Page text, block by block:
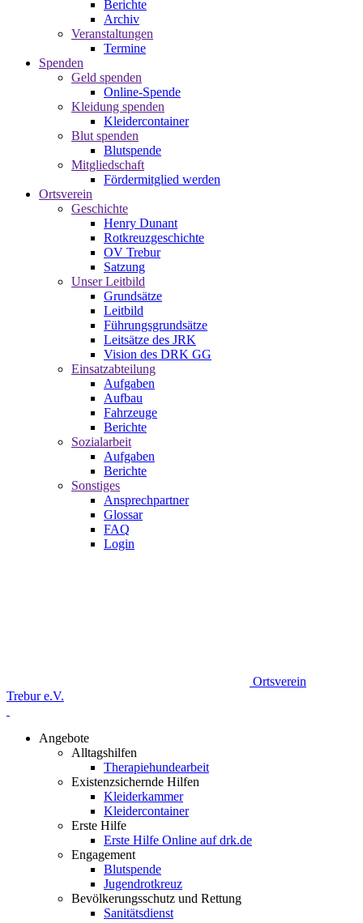
Berichte
Archiv
Veranstaltungen
Termine
Spenden
Geld spenden
Online-Spende
Kleidung spenden
Kleidercontainer
Blut spenden
Blutspende
Mitgliedschaft
Fördermitglied werden
Ortsverein
Geschichte
Henry Dunant
Rotkreuzgeschichte
OV Trebur
Satzung
Unser Leitbild
Grundsätze
Leitbild
Führungsgrundsätze
Leitsätze des JRK
Vision des DRK GG
Einsatzabteilung
Aufgaben
Aufbau
Fahrzeuge
Berichte
Sozialarbeit
Aufgaben
Berichte
Sonstiges
Ansprechpartner
Glossar
FAQ
Login
Ortsverein
Trebur e.V.
Angebote
Alltagshilfen
Therapiehundearbeit
Existenzsichernde Hilfen
Kleiderkammer
Kleidercontainer
Erste Hilfe
Erste Hilfe Online auf drk.de
Engagement
Blutspende
Jugendrotkreuz
Bevölkerungsschutz und Rettung
Sanitätsdienst